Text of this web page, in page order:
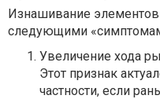
Изнашивание
следующими
Увеличение хода
Этот признак
частности, если